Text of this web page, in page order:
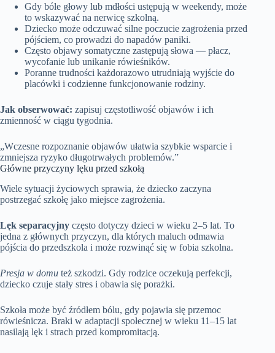
Gdy bóle głowy lub mdłości ustępują w weekendy, może
to wskazywać na nerwicę szkolną.
Dziecko może odczuwać silne poczucie zagrożenia przed
pójściem, co prowadzi do napadów paniki.
Często objawy somatyczne zastępują słowa — płacz,
wycofanie lub unikanie rówieśników.
Poranne trudności każdorazowo utrudniają wyjście do
placówki i codzienne funkcjonowanie rodziny.
Jak obserwować: zapisuj częstotliwość objawów i ich
zmienność w ciągu tygodnia.
„Wczesne rozpoznanie objawów ułatwia szybkie wsparcie i
zmniejsza ryzyko długotrwałych problemów.”
Główne przyczyny lęku przed szkołą
Wiele sytuacji życiowych sprawia, że dziecko zaczyna
postrzegać szkołę jako miejsce zagrożenia.
Lęk separacyjny często dotyczy dzieci w wieku 2–5 lat. To
jedna z głównych przyczyn, dla których maluch odmawia
pójścia do przedszkola i może rozwinąć się w fobia szkolna.
Presja w domu też szkodzi. Gdy rodzice oczekują perfekcji,
dziecko czuje stały stres i obawia się porażki.
Szkoła może być źródłem bólu, gdy pojawia się przemoc
rówieśnicza. Braki w adaptacji społecznej w wieku 11–15 lat
nasilają lęk i strach przed kompromitacją.